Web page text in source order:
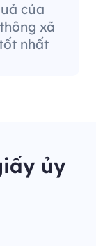
của
xã
nhất
ủy